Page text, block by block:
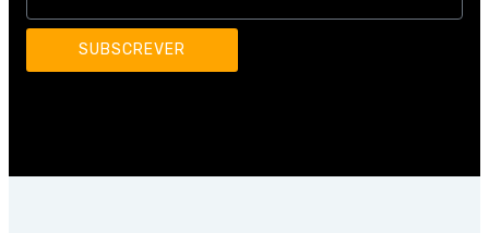
SUBSCREVER